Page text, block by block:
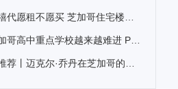
愿租不愿买 芝加哥住宅楼改出租房成热门
高中重点学校越来越难进 Payton排第一
迈克尔·乔丹在芝加哥的超级豪宅开售，近距离围观篮球之神的家